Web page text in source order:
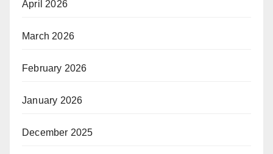
April 2026
March 2026
February 2026
January 2026
December 2025